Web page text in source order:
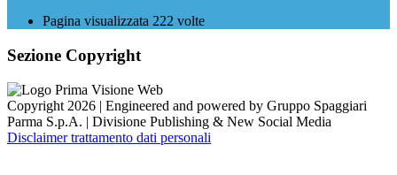
Pagina visualizzata 222 volte
Sezione Copyright
Copyright 2026 | Engineered and powered by Gruppo Spaggiari
Parma S.p.A. | Divisione Publishing & New Social Media
Disclaimer trattamento dati personali